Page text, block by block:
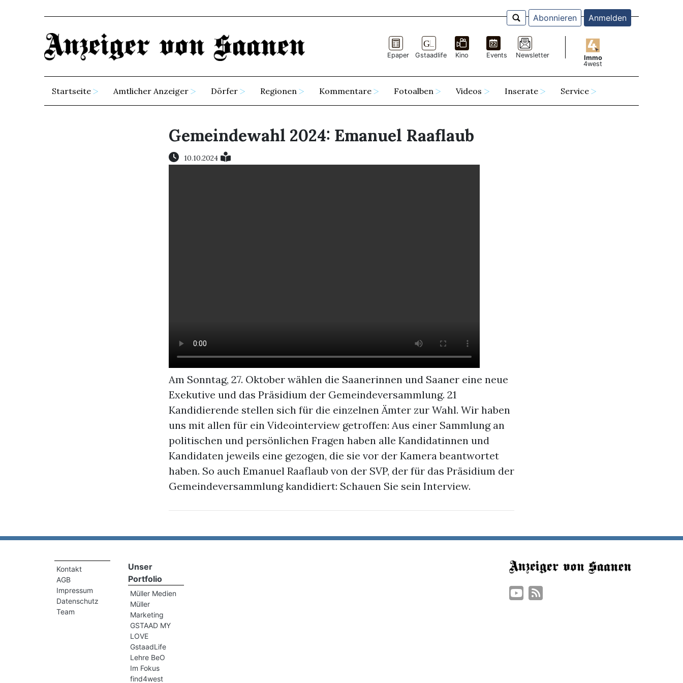
Abonnieren Anmelden
Epaper Gstaadlife Kino Events Newsletter
Immo
4west
Startseite Amtlicher Anzeiger Dörfer Regionen Kommentare Fotoalben Videos Inserate Service
Gemeindewahl 2024: Emanuel Raaflaub
10.10.2024
Am Sonntag, 27. Oktober wählen die Saanerinnen und Saaner eine neue
Exekutive und das Präsidium der Gemeindeversammlung. 21
Kandidierende stellen sich für die einzelnen Ämter zur Wahl. Wir haben
uns mit allen für ein Videointerview getroffen: Aus einer Sammlung an
politischen und persönlichen Fragen haben alle Kandidatinnen und
Kandidaten jeweils eine gezogen, die sie vor der Kamera beantwortet
haben. So auch Emanuel Raaflaub von der SVP, der für das Präsidium der
Gemeindeversammlung kandidiert: Schauen Sie sein Interview.
Kontakt
AGB
Impressum
Datenschutz
Team
Unser
Portfolio
Müller Medien
Müller
Marketing
GSTAAD MY
LOVE
GstaadLife
Lehre BeO
Im Fokus
find4west